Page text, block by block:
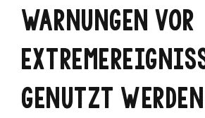
WARNUNGEN VOR
GENUTZT WERDEN